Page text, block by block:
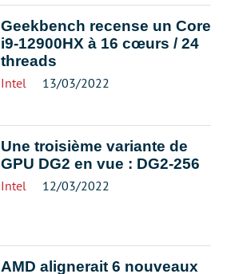
Geekbench recense un Core
i9-12900HX à 16 cœurs / 24
threads
Intel 13/03/2022
Une troisième variante de
GPU DG2 en vue : DG2-256
Intel 12/03/2022
AMD alignerait 6 nouveaux